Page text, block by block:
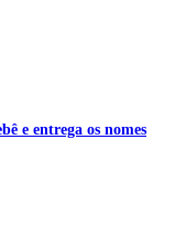
e entrega os nomes